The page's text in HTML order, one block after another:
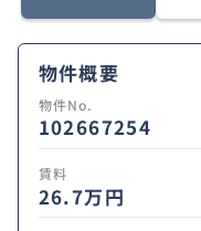
物件概要
物件No.
102667254
賃料
26.7万円